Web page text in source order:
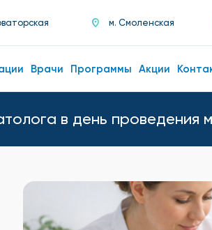
м. Смоленская
Врачи Программы Акции
в день проведения